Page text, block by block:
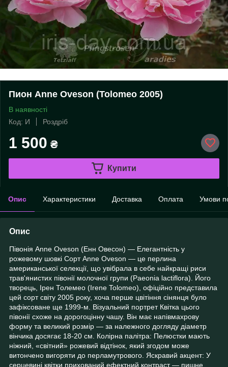
Пион Anne Oveson (Tolomeo 2005)
В наявності
Код: И
Роздріб
1 500 ₴
Купити
Опис Характеристики Доставка Оплата Умови
Опис
Півонія Anne Oveson (Енн Овесон) — Елегантність у
рожевому шовкі Сорт Anne Oveson — це перлина
американської селекції, що увібрала в себе найкращі риси
трав'янистих півонії молочної групи (Paeonia lactiflora). Його
творець, Ірен Толемео (Irene Tolomeo), офіційно представила
цей сорт світу 2005 року, хоча перше цвітіння сінянця було
зафіксоване ще 1999-м. Візуальний портрет Квітка цього
півонії схоже на дорогоцінну чашу. Він має напівмахрову
форму та великий розмір — за належного догляду діаметр
вінчика досягає 18-20 см. Колірна палітра: Пелюстки мають
ніжний, «світний» рожевий відтінок, який згодом може
витончено вигоряти до перламутрового. Яскравий акцент: У
серцевині квітки прихований ефектний контраст — пишне